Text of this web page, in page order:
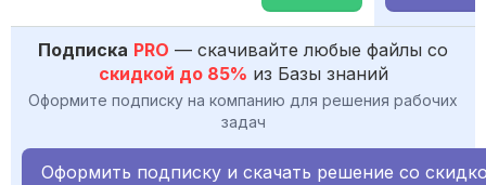
Подписка PRO — скачивайте любые файлы со
скидкой до 85% из Базы знаний
Оформите подписку на компанию для решения рабочих
задач
Оформить подписку и скачать решение со